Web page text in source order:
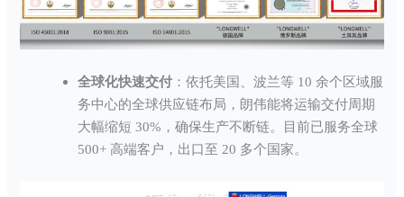
全球化快速交付 ：依托美国、波兰等 10 余个区域服
务中心的全球供应链布局，朗伟能将运输交付周期
大幅缩短 30%，确保生产不断链。目前已服务全球
500+ 高端客户，出口至 20 多个国家。